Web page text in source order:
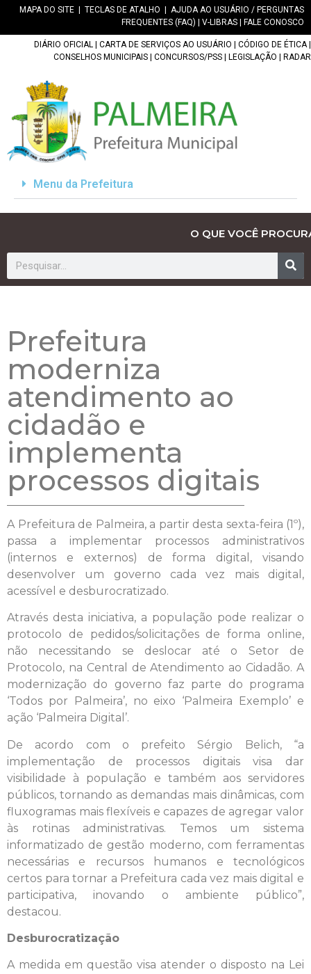
MAPA DO SITE TECLAS DE ATALHO
AJUDA AO USUÁRIO / PERGUNTAS
FREQUENTES (FAQ)
V-LIBRAS FALE CONOSCO
DIÁRIO OFICIAL CARTA DE SERVIÇOS AO USUÁRIO CÓDIGO DE ÉTICA|
CONSELHOS MUNICIPAIS
CONCURSOS/PSS LEGISLAÇÃO RADAR
Menu da Prefeitura
O QUE VOCÊ
Prefeitura
moderniza
atendimento ao
cidadão e
implementa
processos digitais
A Prefeitura de Palmeira, a partir desta sexta-feira (1º),
passa a implementar processos administrativos
(internos e externos) de forma digital, visando
desenvolver um governo cada vez mais digital,
acessível e desburocratizado.
Através desta iniciativa, a população pode realizar o
protocolo de pedidos/solicitações de forma online,
não necessitando se deslocar até o Setor de
Protocolo, na Central de Atendimento ao Cidadão. A
modernização do governo faz parte do programa
‘Todos por Palmeira’, no eixo ‘Palmeira Exemplo’ e
ação ‘Palmeira Digital’.
De acordo com o prefeito Sérgio Belich, “a
implementação de processos digitais visa dar
visibilidade à população e também aos servidores
públicos, tornando as demandas mais dinâmicas, com
fluxogramas mais flexíveis e capazes de agregar valor
às rotinas administrativas. Temos um sistema
informatizado de gestão moderno, com ferramentas
necessárias e recursos humanos e tecnológicos
certos para tornar a Prefeitura cada vez mais digital e
participativa, inovando o ambiente público”,
destacou.
Desburocratização
A medida em questão visa atender o disposto na Lei